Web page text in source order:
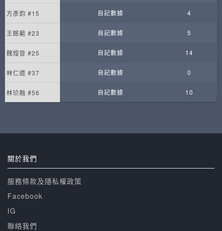
方彥鈞 #15 自記數據 4
王銘範 #23 自記數據 5
魏煌晉 #25 自記數據 14
林仁道 #37 自記數據 0
林玠融 #56 自記數據 10
關於我們
服務條款及隱私權政策
Facebook
IG
聯絡我們